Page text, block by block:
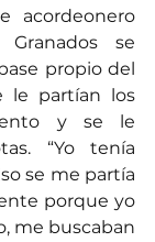
acordeonero
Granados se
propio del
le partían los
y se le
“Yo tenía
se me partía
porque yo
me buscaban